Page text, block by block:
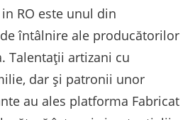
RO este unul din
întâlnire ale producătorilor
Talentații artizani cu
dar și patronii unor
au ales platforma Fabricat